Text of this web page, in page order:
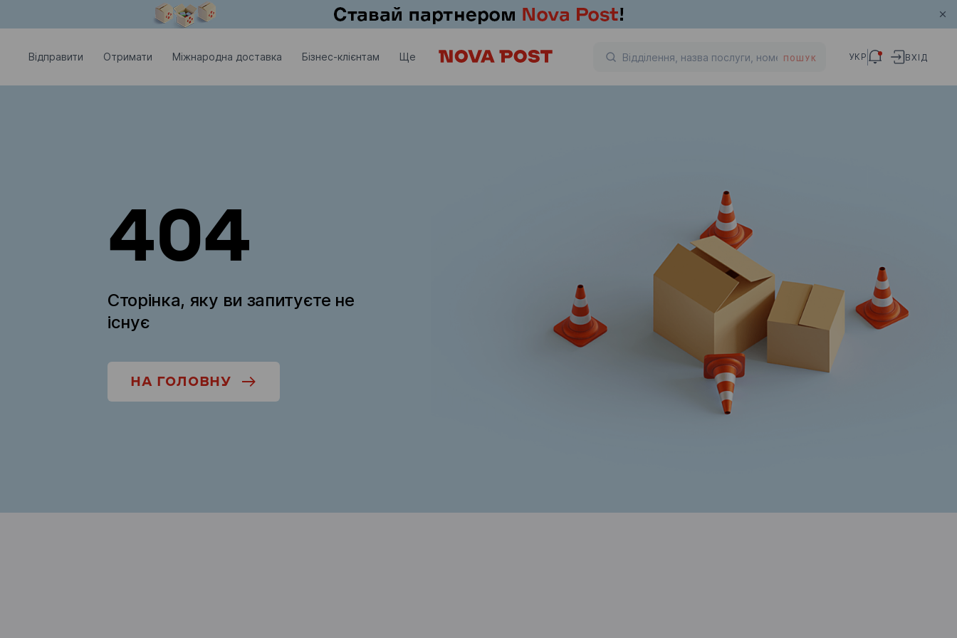
Відправити Отримати Міжнародна доставка Бізнес-клієнтам Ще ПОШУК УКР ВХІД
404
Сторінка, яку ви запитуєте не
існує
НА ГОЛОВНУ